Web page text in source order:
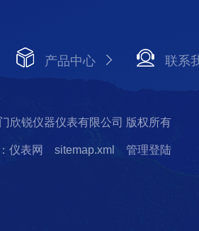
产品中心 联系
欣锐仪器仪表有限公司 版权所有
仪表网 sitemap.xml 管理登陆